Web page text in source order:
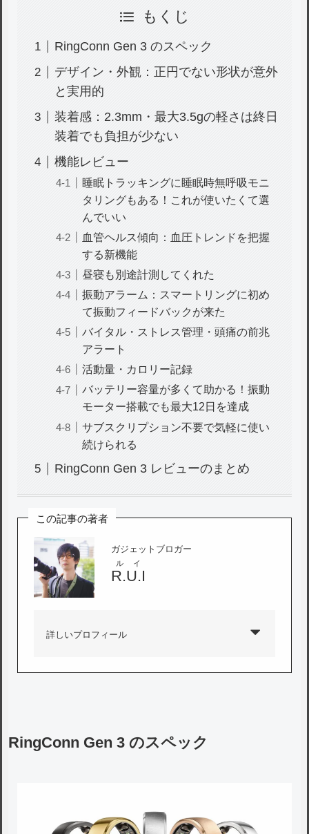
もくじ
RingConn Gen 3 のスペック
デザイン・外観：正円でない形状が意外
と実用的
装着感：2.3mm・最大3.5gの軽さは終日
装着でも負担が少ない
機能レビュー
睡眠トラッキングに睡眠時無呼吸モニ
タリングもある！これが使いたくて選
んでいい
血管ヘルス傾向：血圧トレンドを把握
する新機能
昼寝も別途計測してくれた
振動アラーム：スマートリングに初め
て振動フィードバックが来た
バイタル・ストレス管理・頭痛の前兆
アラート
活動量・カロリー記録
バッテリー容量が多くて助かる！振動
モーター搭載でも最大12日を達成
サブスクリプション不要で気軽に使い
続けられる
RingConn Gen 3 レビューのまとめ
この記事の著者
ガジェットブロガー
R.U.I
ルイ
詳しいプロフィール
RingConn Gen 3 のスペック